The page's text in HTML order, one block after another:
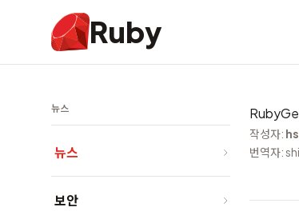
Ruby
뉴스
뉴스
보안
작성자:
번역자: